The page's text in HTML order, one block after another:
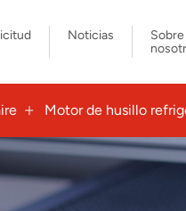
Noticias
Sobre
Motor de husillo